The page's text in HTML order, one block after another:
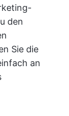
den
Sie die
an